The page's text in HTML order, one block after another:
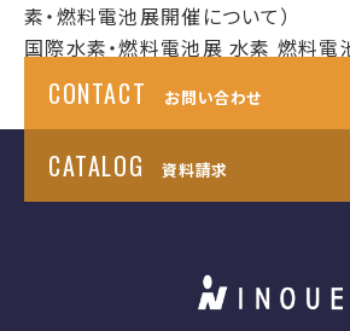
素・燃料電池展開催について）
国際水素・燃料電池展 水素 燃料電
CONTACT お問い合わせ
CATALOG 資料請求